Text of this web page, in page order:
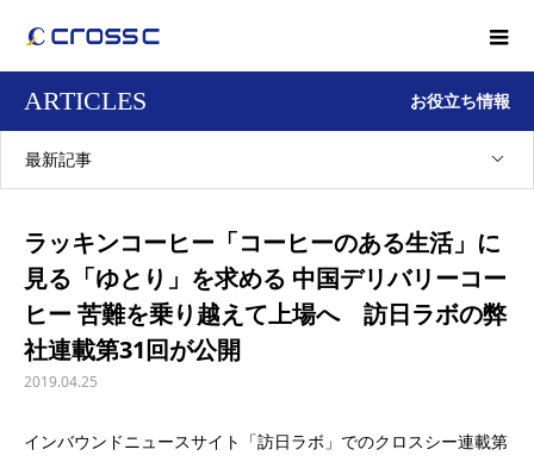
ARTICLES お役立ち情報
最新記事
ラッキンコーヒー「コーヒーのある生活」に
見る「ゆとり」を求める 中国デリバリーコー
ヒー 苦難を乗り越えて上場へ 訪日ラボの弊
社連載第31回が公開
2019.04.25
インバウンドニュースサイト「訪日ラボ」でのクロスシー連載第